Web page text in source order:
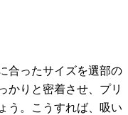
合ったサイズを選部の
かりと密着させ、プリ
う。こうすれば、吸い